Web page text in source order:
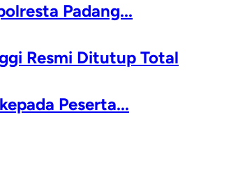
Padang...
Resmi Ditutup Total
Peserta...